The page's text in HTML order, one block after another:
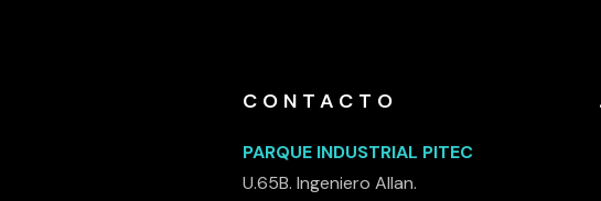
CONTACTO
PARQUE INDUSTRIAL PITEC
U.65B. Ingeniero Allan.